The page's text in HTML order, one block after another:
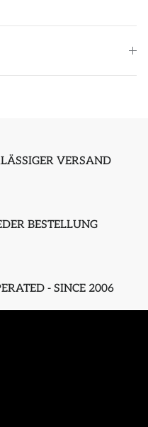
VERSAND
BESTELLUNG
- SINCE 2006